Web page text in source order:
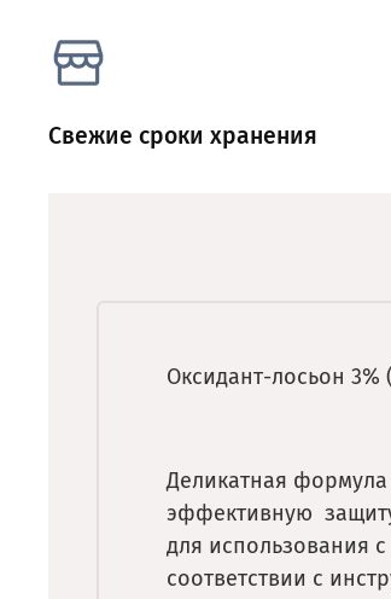
Свежие сроки хранения
Оксидант-лосьон 3%
Деликатная
эффективную
для использования
соответствии с